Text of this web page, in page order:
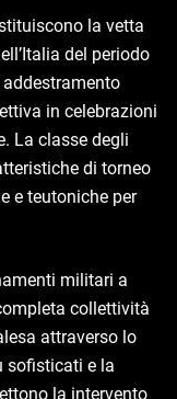
la vetta
del periodo
in celebrazioni
La classe degli
di torneo
e teutoniche per
militari a
collettività
attraverso lo
sofisticati e la
la intervento